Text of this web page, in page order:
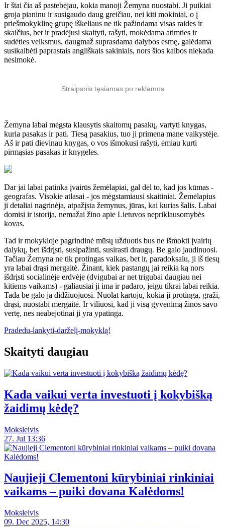
Ir štai čia aš pastebėjau, kokia manoji Žemyna nuostabi. Ji puikiai
groja pianinu ir susigaudo daug greičiau, nei kiti mokiniai, o į
priešmokyklinę grupę iškeliaus ne tik pažindama visas raides ir
skaičius, bet ir pradėjusi skaityti, rašyti, mokėdama atimties ir
sudėties veiksmus, daugmaž suprasdama dalybos esmę, galėdama
susikalbėti paprastais angliškais sakiniais, nors šios kalbos niekada
nesimokė.
Straipsnis tęsiamas po reklamos
Žemyna labai mėgsta klausytis skaitomų pasakų, vartyti knygas,
kuria pasakas ir pati. Tiesą pasakius, tuo ji primena mane vaikystėje.
Aš ir pati dievinau knygas, o vos išmokusi rašyti, ėmiau kurti
pirmąsias pasakas ir knygeles.
Dar jai labai patinka įvairūs žemėlapiai, gal dėl to, kad jos kūmas -
geografas. Visokie atlasai - jos mėgstamiausi skaitiniai. Žemėlapius
ji detaliai nagrinėja, atpažįsta žemynus, jūras, kai kurias šalis. Labai
domisi ir istorija, nemažai žino apie Lietuvos nepriklausomybės
kovas.
Tad ir mokykloje pagrindinė mūsų užduotis bus ne išmokti įvairių
dalykų, bet išdrįsti, susipažinti, susirasti draugų. Be galo jaudinuosi.
Tačiau Žemyna ne tik protingas vaikas, bet ir, paradoksalu, ji iš tiesų
yra labai drąsi mergaitė. Žinant, kiek pastangų jai reikia ką nors
išdrįsti socialinėje erdvėje (dvigubai ar net trigubai daugiau nei
kitiems vaikams) - galiausiai ji ima ir padaro, jeigu tikrai labai reikia.
Tada be galo ja didžiuojuosi. Nuolat kartoju, kokia ji protinga, graži,
drąsi, nuostabi mergaitė. Ir viliuosi, kad ji visą gyvenimą žinos savo
vertę, nes neabejotinai ji yra ypatinga.
Pradedu-lankyti-darželį-mokyklą!
Skaityti daugiau
Kada vaikui verta investuoti į kokybišką
žaidimų kėdę?
Moksleivis
27. Jul 13:36
Naujieji Clementoni kūrybiniai rinkiniai
vaikams – puiki dovana Kalėdoms!
Moksleivis
09. Dec 2025, 14:30